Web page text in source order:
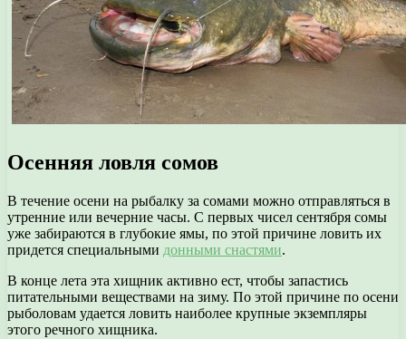
Осенняя ловля сомов
В течение осени на рыбалку за сомами можно отправляться в
утренние или вечерние часы. С первых чисел сентября сомы
уже забираются в глубокие ямы, по этой причине ловить их
придется специальными донными снастями.
В конце лета эта хищник активно ест, чтобы запастись
питательными веществами на зиму. По этой причине по осени
рыболовам удается ловить наиболее крупные экземпляры
этого речного хищника.